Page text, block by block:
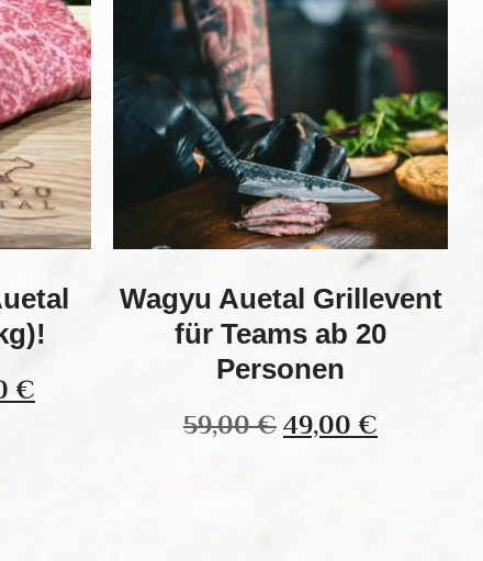
€
Wagyu Auetal Grillevent
für Teams ab 20
Personen
59,00€ 49,00 €